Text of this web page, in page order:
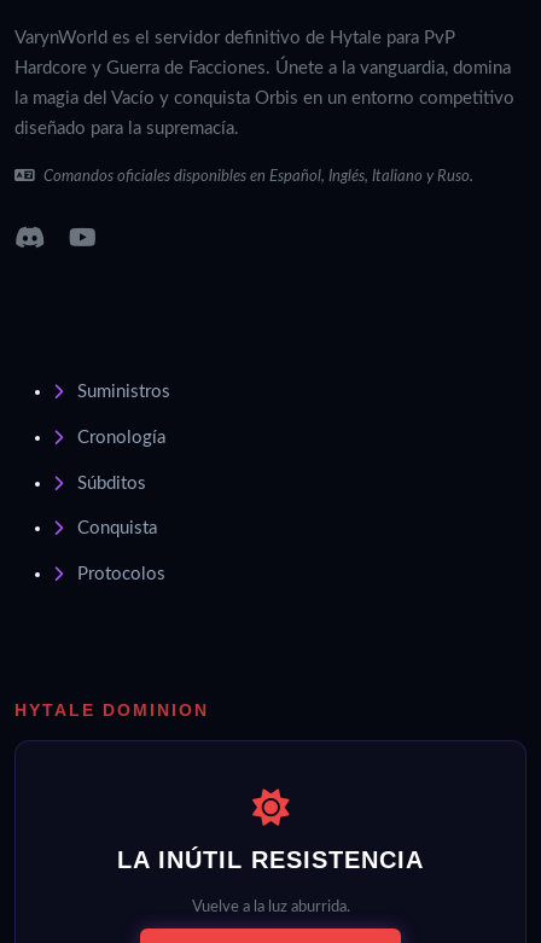
VarynWorld es el servidor definitivo de Hytale para PvP
Hardcore y Guerra de Facciones. Únete a la vanguardia, domina
la magia del Vacío y conquista Orbis en un entorno competitivo
diseñado para la supremacía.
Comandos oficiales disponibles en Español, Inglés, Italiano y Ruso.
Suministros
Cronología
Súbditos
Conquista
Protocolos
HYTALE DOMINION
LA INÚTIL RESISTENCIA
Vuelve a la luz aburrida.